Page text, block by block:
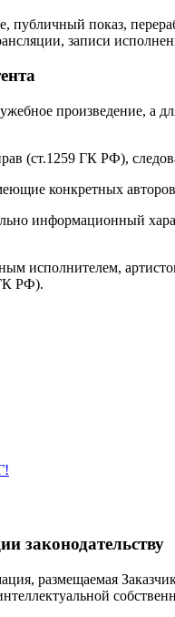
показ,
записи
произведение, а
(ст.1259 ГК РФ),
конкретных
информационный
исполнителем,
РФ).
законодательству
размещаемая